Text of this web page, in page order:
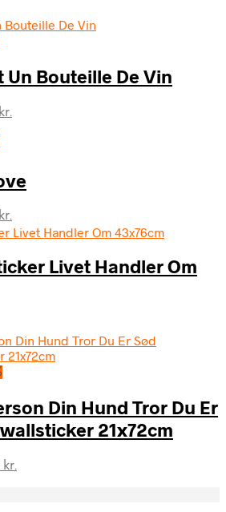
Un Bouteille De Vin
kr.
kr.
aktuelle
er:
84,00 kr..
Livet Handler Om
Din Hund Tror Du Er
21x72cm
kr.